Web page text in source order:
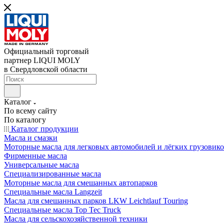
Официальный торговый
партнер LIQUI MOLY
в Свердловской области
Каталог
По всему сайту
По каталогу
Каталог продукции
Масла и смазки
Моторные масла для легковых автомобилей и лёгких
Фирменные масла
Универсальные масла
Специализированные масла
Моторные масла для смешанных автопарков
Специальные масла Langzeit
Масла для смешанных парков LKW Leichtlauf Touring
Специальные масла Top Tec Truck
Масла для сельскохозяйственной техники